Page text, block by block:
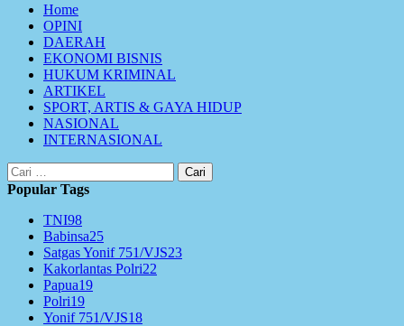
Primary
Menu
Home
OPINI
DAERAH
EKONOMI BISNIS
HUKUM KRIMINAL
ARTIKEL
SPORT, ARTIS & GAYA HIDUP
NASIONAL
INTERNASIONAL
Cari
untuk:
Popular Tags
TNI98
Babinsa25
Satgas Yonif 751/VJS23
Kakorlantas Polri22
Papua19
Polri19
Yonif 751/VJS18